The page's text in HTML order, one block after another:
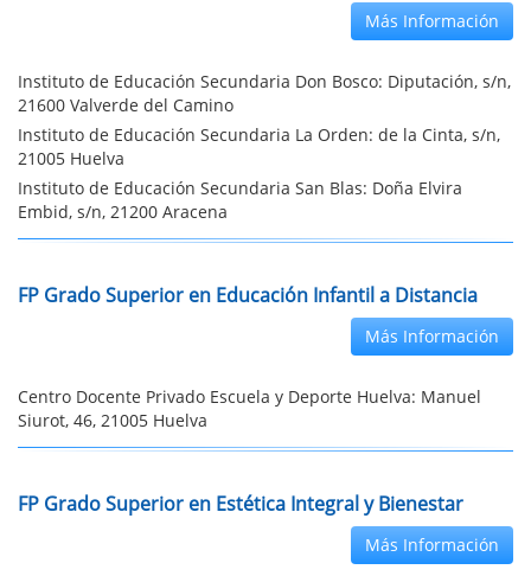
Más Información
Instituto de Educación Secundaria Don Bosco: Diputación, s/n,
21600 Valverde del Camino
Instituto de Educación Secundaria La Orden: de la Cinta, s/n,
21005 Huelva
Instituto de Educación Secundaria San Blas: Doña Elvira
Embid, s/n, 21200 Aracena
FP Grado Superior en Educación Infantil a Distancia
Más Información
Centro Docente Privado Escuela y Deporte Huelva: Manuel
Siurot, 46, 21005 Huelva
FP Grado Superior en Estética Integral y Bienestar
Más Información